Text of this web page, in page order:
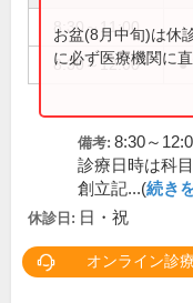
8:30～11:00
8:30～12:00 ●
お盆(8月中旬)は休
に必ず医療機関に
備考: 8:30～
診療日時は科
創立記...(続き
休診日: 日・祝
オンライン診療